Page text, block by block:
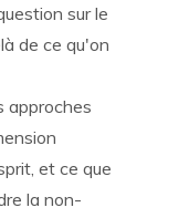
sur le
de ce qu'on
approches
et ce que
la non-